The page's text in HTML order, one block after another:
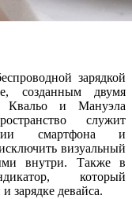
зарядкой
созданным двумя
Квальо и Мануэла
служит
смартфона и
визуальный
внутри. Также в
который
зарядке девайса.